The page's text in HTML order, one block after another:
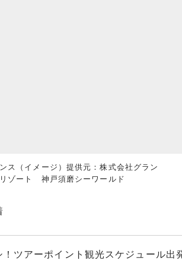
ス（イメージ）提供元：株式会社グラン
ゾート 神戸須磨シーワールド
ツアーポイント 観光スケジュール出